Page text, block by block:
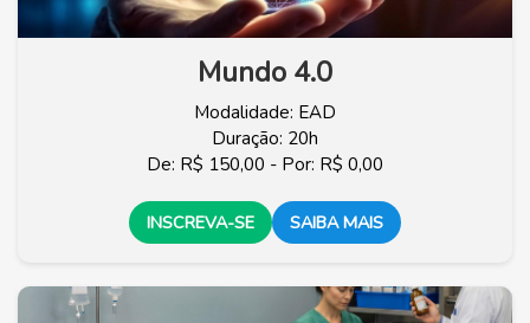
Mundo 4.0
Modalidade: EAD
Duração: 20h
De: R$ 150,00 - Por: R$ 0,00
INSCREVA-SE SAIBA MAIS